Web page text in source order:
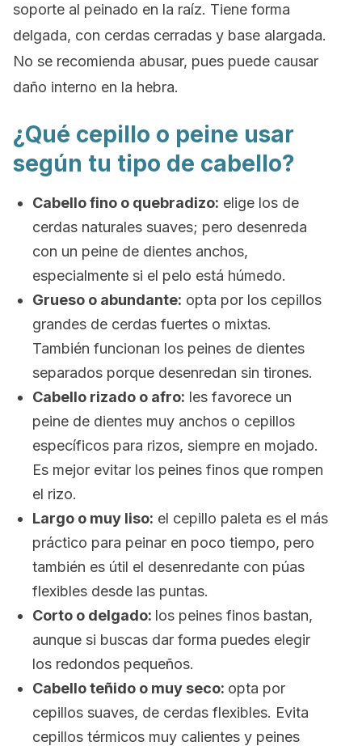
soporte al peinado en la raíz. Tiene forma
delgada, con cerdas cerradas y base alargada.
No se recomienda abusar, pues puede causar
daño interno en la hebra.
¿Qué cepillo o peine usar
según tu tipo de cabello?
Cabello fino o quebradizo: elige los de
cerdas naturales suaves; pero desenreda
con un peine de dientes anchos,
especialmente si el pelo está húmedo.
Grueso o abundante: opta por los cepillos
grandes de cerdas fuertes o mixtas.
También funcionan los peines de dientes
separados porque desenredan sin tirones.
Cabello rizado o afro: les favorece un
peine de dientes muy anchos o cepillos
específicos para rizos, siempre en mojado.
Es mejor evitar los peines finos que rompen
el rizo.
Largo o muy liso: el cepillo paleta es el más
práctico para peinar en poco tiempo, pero
también es útil el desenredante con púas
flexibles desde las puntas.
Corto o delgado: los peines finos bastan,
aunque si buscas dar forma puedes elegir
los redondos pequeños.
Cabello teñido o muy seco: opta por
cepillos suaves, de cerdas flexibles. Evita
cepillos térmicos muy calientes y peines